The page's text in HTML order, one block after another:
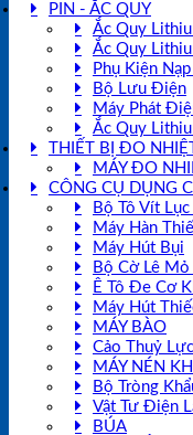
PIN - ẮC QUY
Ắc Quy
Ắc Quy
Phụ Kiện
Bộ Lưu Điện
Máy Phát
Ắc Quy
THIẾT BỊ ĐO
MÁY ĐO
CÔNG CỤ DỤNG
Bộ Tô Vít Lục
Máy Hàn
Máy Hút Bụi
Bộ Cờ Lê Mỏ
Ê Tô Đe Cơ
Máy Hút
MÁY BÀO
Cảo Thuỷ
MÁY NÉN KHÍ
Bộ Tròng
Vật Tư Điện
BÚA